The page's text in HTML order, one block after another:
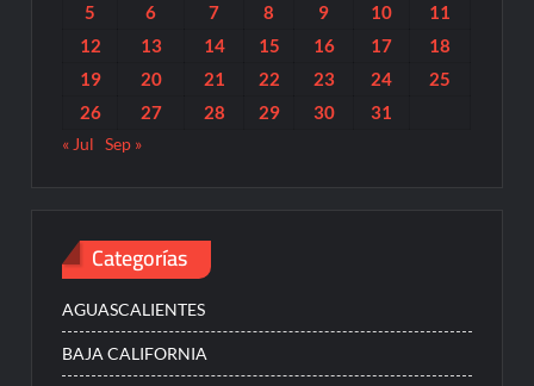
5
6 7 8 9 10
11
12
13 14 15 16 17
18
19
20 21 22 23 24
25
26
27 28 29 30 31
« Jul Sep »
Categorías
AGUASCALIENTES
BAJA CALIFORNIA